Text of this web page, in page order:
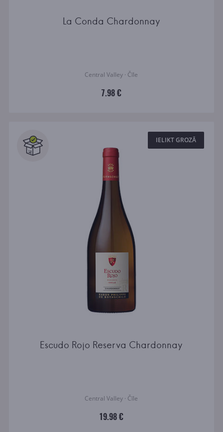
La Conda Chardonnay
Central Valley · Čīle
7.98 €
IELIKT GROZĀ
Escudo Rojo Reserva Chardonnay
Central Valley · Čīle
19.98 €